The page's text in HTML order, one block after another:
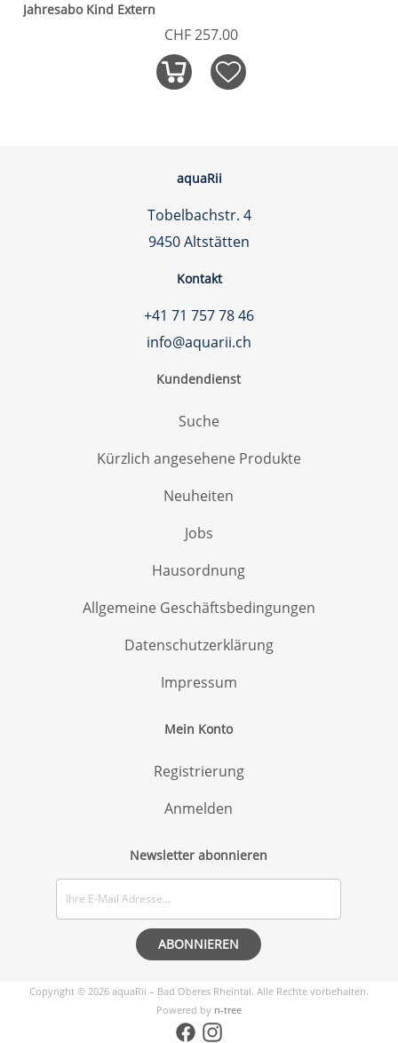
Jahresabo Kind Extern
CHF 257.00
aquaRii
Tobelbachstr. 4
9450 Altstätten
Kontakt
+41 71 757 78 46
info@aquarii.ch
Kundendienst
Suche
Kürzlich angesehene Produkte
Neuheiten
Jobs
Hausordnung
Allgemeine Geschäftsbedingungen
Datenschutzerklärung
Impressum
Mein Konto
Registrierung
Anmelden
Newsletter abonnieren
Copyright © 2026 aquaRii – Bad Oberes Rheintal. Alle Rechte vorbehalten.
Powered by n-tree